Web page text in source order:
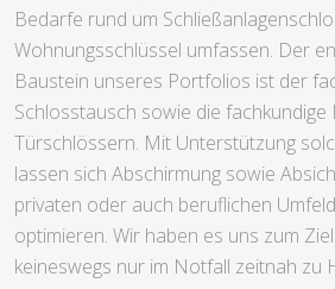
Bedarfe rund um
Wohnungsschlüssel umfassen. Der
Baustein unseres Portfolios ist der
Schlosstausch sowie die
Türschlössern. Mit Unterstützung
lassen sich Abschirmung sowie
privaten oder auch beruflichen
optimieren. Wir haben es uns zum
keineswegs nur im Notfall zeitnah zu